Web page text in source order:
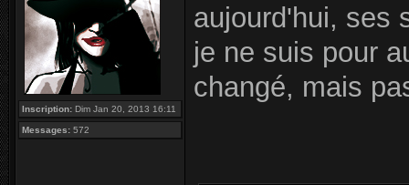
Inscription: Dim Jan 20, 2013 16:11
Messages: 572
aujourd'hui, ses
je ne suis pour
changé, mais